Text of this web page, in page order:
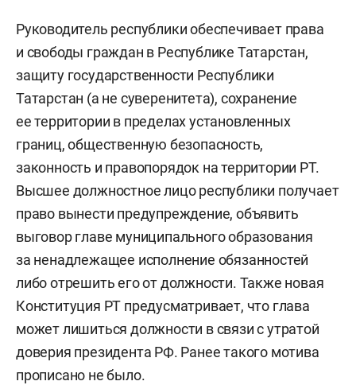
Руководитель республики обеспечивает права
и свободы граждан в Республике Татарстан,
защиту государственности Республики
Татарстан (а не суверенитета), сохранение
ее территории в пределах установленных
границ, общественную безопасность,
законность и правопорядок на территории РТ.
Высшее должностное лицо республики получает
право вынести предупреждение, объявить
выговор главе муниципального образования
за ненадлежащее исполнение обязанностей
либо отрешить его от должности. Также новая
Конституция РТ предусматривает, что глава
может лишиться должности в связи с утратой
доверия президента РФ. Ранее такого мотива
прописано не было.